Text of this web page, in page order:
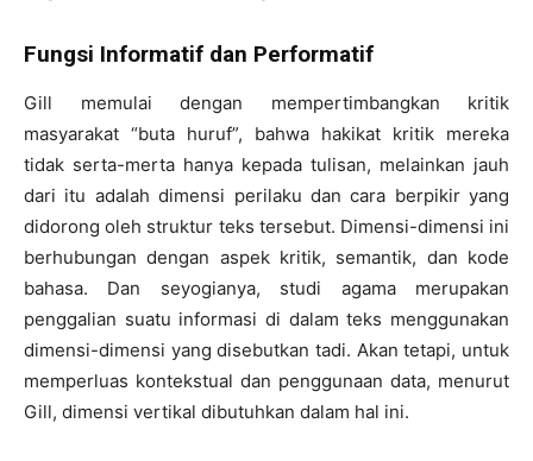
Fungsi Informatif dan Performatif
Gill memulai dengan mempertimbangkan kritik
masyarakat “buta huruf”, bahwa hakikat kritik mereka
tidak serta-merta hanya kepada tulisan, melainkan jauh
dari itu adalah dimensi perilaku dan cara berpikir yang
didorong oleh struktur teks tersebut. Dimensi-dimensi ini
berhubungan dengan aspek kritik, semantik, dan kode
bahasa. Dan seyogianya, studi agama merupakan
penggalian suatu informasi di dalam teks menggunakan
dimensi-dimensi yang disebutkan tadi. Akan tetapi, untuk
memperluas kontekstual dan penggunaan data, menurut
Gill, dimensi vertikal dibutuhkan dalam hal ini.